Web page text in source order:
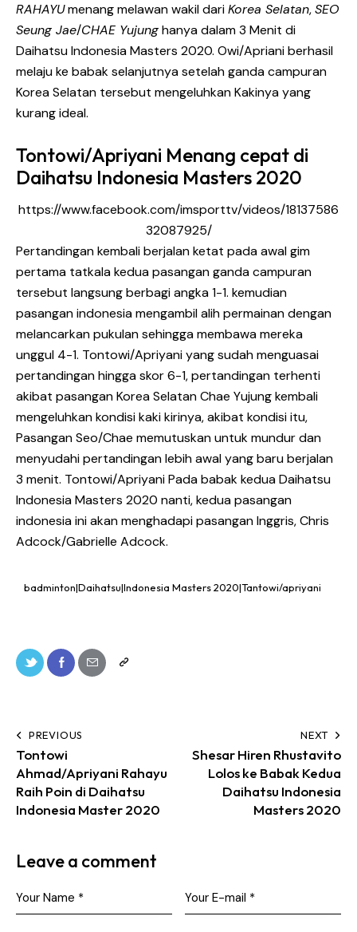
RAHAYUmenang melawan wakil dariKorea Selatan,SEO
Seung Jae/CHAE Yujunghanya dalam 3 Menit di
Daihatsu Indonesia Masters 2020. Owi/Apriani berhasil
melaju ke babak selanjutnya setelah ganda campuran
Korea Selatan tersebut mengeluhkan Kakinya yang
kurang ideal.
Tontowi/Apriyani Menang cepat di
Daihatsu Indonesia Masters 2020
https://www.facebook.com/imsporttv/videos/18137586
32087925/
Pertandingan kembali berjalan ketat pada awal gim
pertama tatkala kedua pasangan ganda campuran
tersebut langsung berbagi angka 1-1. kemudian
pasangan indonesia mengambil alih permainan dengan
melancarkan pukulan sehingga membawa mereka
unggul 4-1. Tontowi/Apriyani yang sudah menguasai
pertandingan hingga skor 6-1, pertandingan terhenti
akibat pasangan Korea Selatan Chae Yujung kembali
mengeluhkan kondisi kaki kirinya, akibat kondisi itu,
Pasangan Seo/Chae memutuskan untuk mundur dan
menyudahi pertandingan lebih awal yang baru berjalan
3 menit. Tontowi/Apriyani Pada babak kedua Daihatsu
Indonesia Masters 2020 nanti, kedua pasangan
indonesia ini akan menghadapi pasangan Inggris, Chris
Adcock/Gabrielle Adcock.
badminton|Daihatsu|Indonesia Masters 2020|Tantowi/apriyani
PREVIOUS
Tontowi
Ahmad/Apriyani Rahayu
Raih Poin di Daihatsu
Indonesia Master 2020
NEXT
Shesar Hiren Rhustavito
Lolos ke Babak Kedua
Daihatsu Indonesia
Masters 2020
Leave a comment